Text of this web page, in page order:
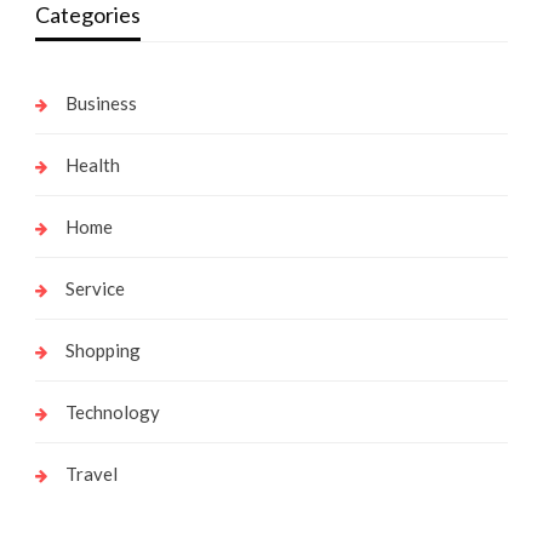
Categories
Business
Health
Home
Service
Shopping
Technology
Travel